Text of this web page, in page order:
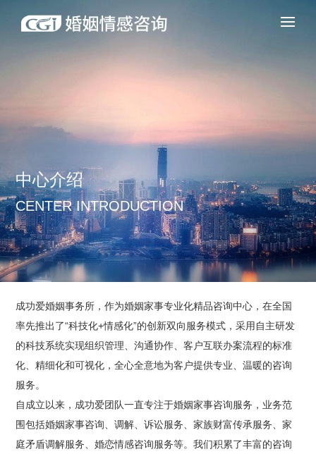
中心介绍
CENTER INTRODUCTION
成功爱婚姻事务所，作为婚姻家事专业化精品咨询中心，在全国
率先推出了“科技化+情感化”的创新双向服务模式，采用自主研发
的科技系统实现组织管理、沟通协作、客户互联办案流程的标准
化、精细化和可视化，全心全意地为客户提供专业、温暖的咨询
服务。
自成立以来，成功爱团队一直专注于婚姻家事咨询服务，业务范
围包括婚姻家事咨询、调解、诉讼服务、家族财富传承服务、家
庭矛盾调解服务、婚恋情感咨询服务等。我们积累了丰富的咨询